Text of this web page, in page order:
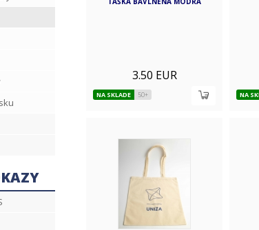
3.50 EUR
NA SKLADE 50+ NA